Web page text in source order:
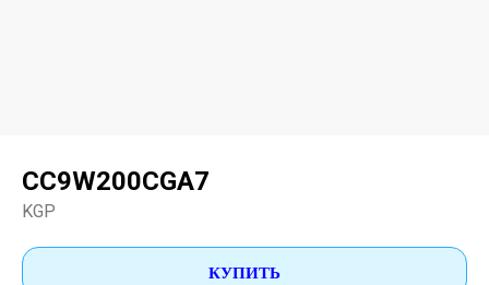
CC9W200CGA7
KGP
КУПИТЬ